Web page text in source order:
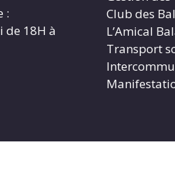
:
de 18H à
Club des
L’Amical
Transport